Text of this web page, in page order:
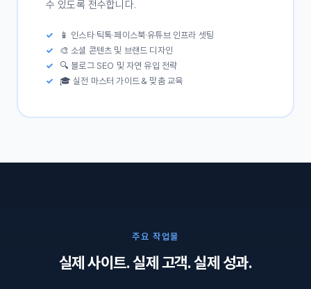
수 있도록 전수합니다.
📱 인스타·틱톡·페이스북·유튜브 인프라 셋팅
🎨 소셜 콘텐츠 및 브랜드 디자인
🔍 블로그 SEO 및 자연 유입 전략
🎓 실전 마스터 가이드 & 맞춤 교육
주요 작업물
실제 사이트. 실제 고객. 실제 성과.